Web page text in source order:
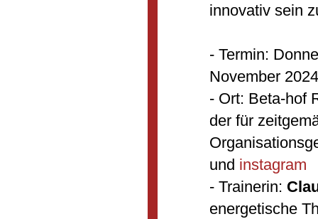
innovativ sein
- Termin:
November
- Ort: Beta-hof
der für
und instagram
- Trainerin:
energetische